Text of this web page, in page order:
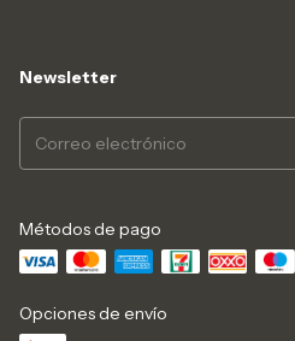
Newsletter
Métodos de pago
Opciones de envío